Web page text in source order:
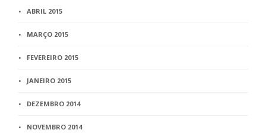
ABRIL 2015
MARÇO 2015
FEVEREIRO 2015
JANEIRO 2015
DEZEMBRO 2014
NOVEMBRO 2014